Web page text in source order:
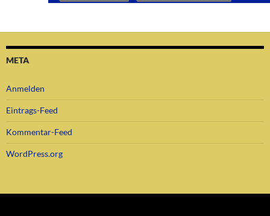
META
Anmelden
Eintrags-Feed
Kommentar-Feed
WordPress.org